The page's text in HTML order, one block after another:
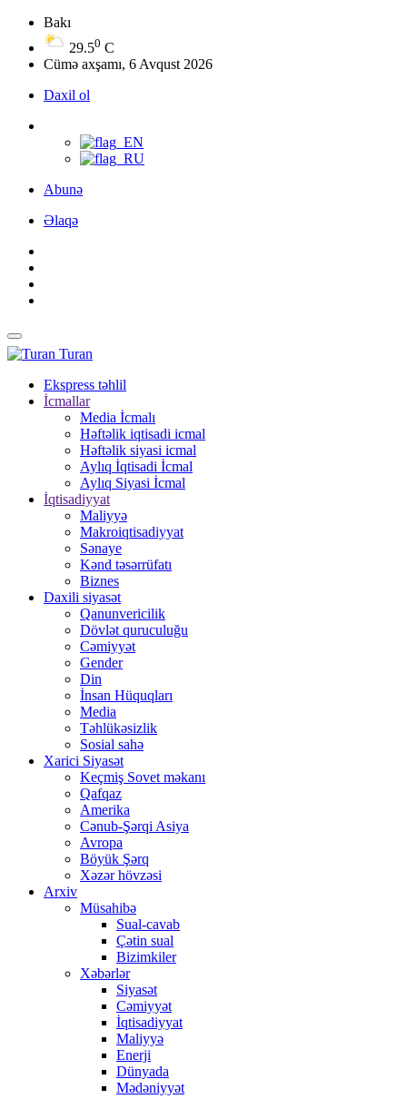
Bakı
29.50 C
Cümə axşamı, 6 Avqust 2026
Daxil ol
Abunə
Əlaqə
Turan
Ekspress təhlil
İcmallar
Media İcmalı
Həftəlik iqtisadi icmal
Həftəlik siyasi icmal
Aylıq İqtisadi İcmal
Aylıq Siyasi İcmal
İqtisadiyyat
Maliyyə
Makroiqtisadiyyat
Sənaye
Kənd təsərrüfatı
Biznes
Daxili siyasət
Qanunvericilik
Dövlət quruculuğu
Cəmiyyət
Gender
Din
İnsan Hüquqları
Media
Təhlükəsizlik
Sosial sahə
Xarici Siyasət
Keçmiş Sovet məkanı
Qafqaz
Amerika
Cənub-Şərqi Asiya
Avropa
Böyük Şərq
Xəzər hövzəsi
Arxiv
Müsahibə
Sual-cavab
Çətin sual
Bizimkiler
Xəbərlər
Siyasət
Cəmiyyət
İqtisadiyyat
Maliyyə
Enerji
Dünyada
Mədəniyyət